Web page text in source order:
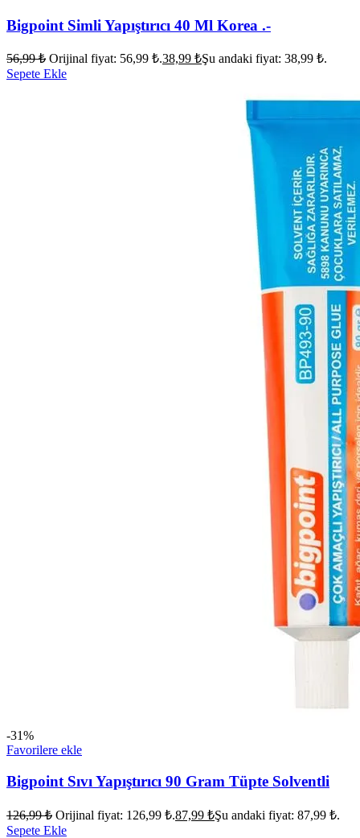
Bigpoint Simli Yapıştırıcı 40 Ml Korea .-
56,99₺ Orijinal fiyat: 56,99 ₺.38,99 ₺Şu andaki fiyat: 38,99 ₺.
Sepete Ekle
-31%
Favorilere ekle
Bigpoint Sıvı Yapıştırıcı 90 Gram Tüpte Solventli
126,99₺ Orijinal fiyat: 126,99 ₺.87,99 ₺Şu andaki fiyat: 87,99 ₺.
Sepete Ekle